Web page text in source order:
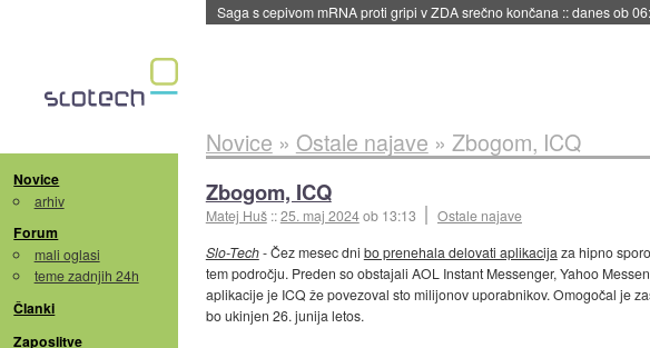
BMW v vozilih začel predvajati reklame::danes ob 06:09
Novice
arhiv
Forum
mali oglasi
teme zadnjih 24h
Članki
Zaposlitve
Novice » Ostale najave » Zbogom, ICQ
Zbogom, ICQ
Matej Huš ::25. maj 2024ob 13:13
Ostale najave
Slo-Tech- Čez mesec dni bo prenehala delovati aplikacija za hipno
tem področju. Preden so obstajali AOL Instant Messenger, Yahoo
aplikacije je ICQ že povezoval sto milijonov uporabnikov. Omogočal je
bo ukinjen 26. junija letos.